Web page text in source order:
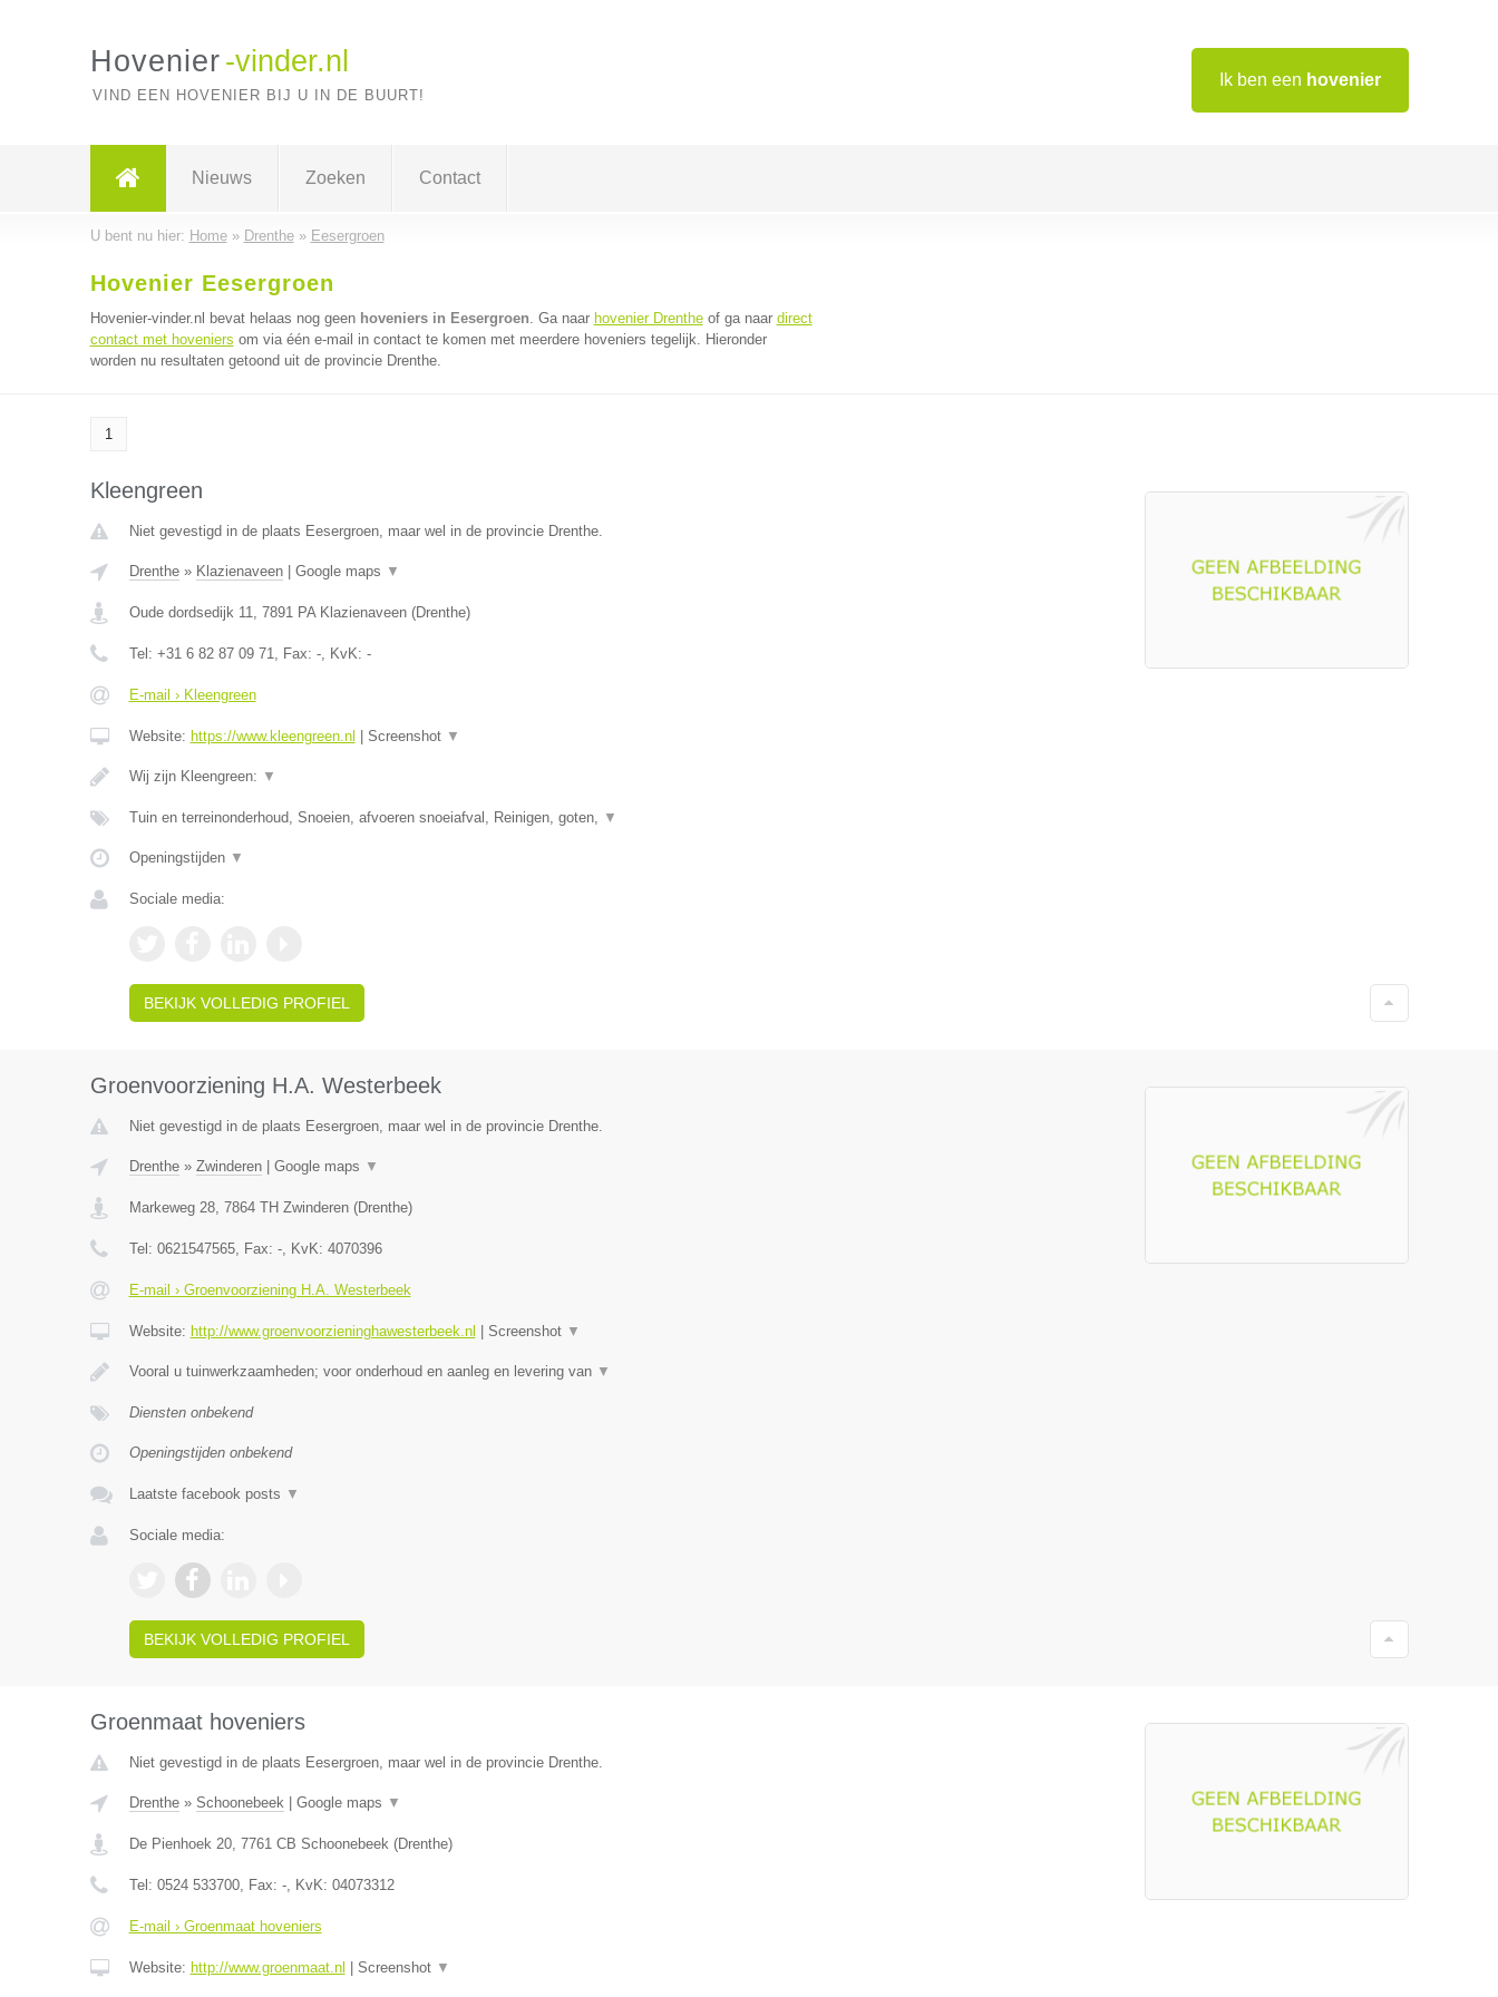
Ik ben een hovenier
Hovenier -vinder.nl
VIND EEN HOVENIER BIJ U IN DE BUURT!
Nieuws Zoeken Contact
U bent nu hier: Home» Drenthe» Eesergroen
Hovenier Eesergroen
Hovenier-vinder.nl bevat helaas nog geen hoveniers in Eesergroen. Ga naar hovenier Drentheof ga naar direct
contact met hoveniers om via één e-mail in contact te komen met meerdere hoveniers tegelijk. Hieronder
worden nu resultaten getoond uit de provincie Drenthe.
1
Kleengreen
Niet gevestigd in de plaats Eesergroen, maar wel in de provincie Drenthe.
Drenthe» Klazienaveen| Google maps ▼
Oude dordsedijk 11, 7891 PA Klazienaveen(Drenthe)
Tel: +31 6 82 87 09 71, Fax: -, KvK: -
E-mail › Kleengreen
Website: https://www.kleengreen.nl Screenshot ▼
Wij zijn Kleengreen: ▼
Tuin en terreinonderhoud, Snoeien, afvoeren snoeiafval, Reinigen, goten, ▼
Openingstijden ▼
Sociale media:
BEKIJK VOLLEDIG PROFIEL
Groenvoorziening H.A. Westerbeek
Niet gevestigd in de plaats Eesergroen, maar wel in de provincie Drenthe.
Drenthe» Zwinderen| Google maps ▼
Markeweg 28, 7864 TH Zwinderen(Drenthe)
Tel: 0621547565, Fax: -, KvK: 4070396
E-mail › Groenvoorziening H.A. Westerbeek
Website: http://www.groenvoorzieninghawesterbeek.nl Screenshot ▼
Vooral u tuinwerkzaamheden; voor onderhoud en aanleg en levering van ▼
Diensten onbekend
Openingstijden onbekend
Laatste facebook posts ▼
Sociale media:
BEKIJK VOLLEDIG PROFIEL
Groenmaat hoveniers
Niet gevestigd in de plaats Eesergroen, maar wel in de provincie Drenthe.
Drenthe» Schoonebeek| Google maps ▼
De Pienhoek 20, 7761 CB Schoonebeek(Drenthe)
Tel: 0524 533700, Fax: -, KvK: 04073312
E-mail › Groenmaat hoveniers
Website: http://www.groenmaat.nl Screenshot ▼